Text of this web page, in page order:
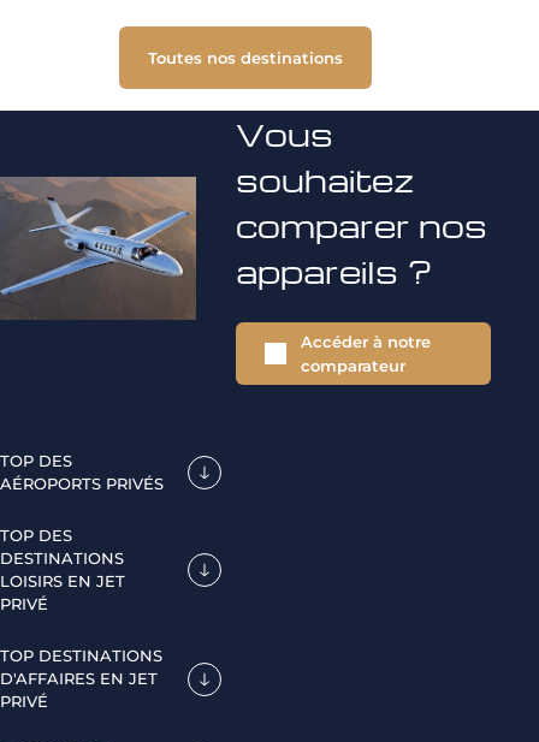
Toutes nos destinations
Vous
souhaitez
comparer nos
appareils ?
Accéder à notre
comparateur
TOP DES
AÉROPORTS PRIVÉS
TOP DES
DESTINATIONS
LOISIRS EN JET
PRIVÉ
TOP DESTINATIONS
D'AFFAIRES EN JET
PRIVÉ